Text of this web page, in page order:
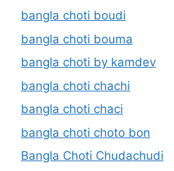
bangla choti boudi
bangla choti bouma
bangla choti by kamdev
bangla choti chachi
bangla choti chaci
bangla choti choto bon
Bangla Choti Chudachudi